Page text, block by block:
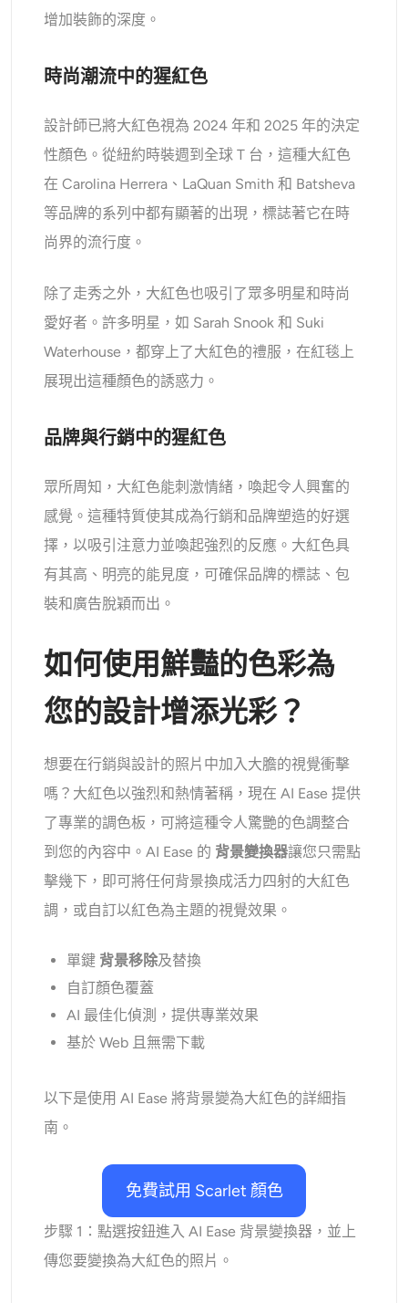
增加裝飾的深度。
時尚潮流中的猩紅色
設計師已將大紅色視為 2024 年和 2025 年的決定
性顏色。從紐約時裝週到全球 T 台，這種大紅色
在 Carolina Herrera、LaQuan Smith 和 Batsheva
等品牌的系列中都有顯著的出現，標誌著它在時
尚界的流行度。
除了走秀之外，大紅色也吸引了眾多明星和時尚
愛好者。許多明星，如 Sarah Snook 和 Suki
Waterhouse，都穿上了大紅色的禮服，在紅毯上
展現出這種顏色的誘惑力。
品牌與行銷中的猩紅色
眾所周知，大紅色能刺激情緒，喚起令人興奮的
感覺。這種特質使其成為行銷和品牌塑造的好選
擇，以吸引注意力並喚起強烈的反應。大紅色具
有其高、明亮的能見度，可確保品牌的標誌、包
裝和廣告脫穎而出。
如何使用鮮豔的色彩為
您的設計增添光彩？
想要在行銷與設計的照片中加入大膽的視覺衝擊
嗎？大紅色以強烈和熱情著稱，現在 AI Ease 提供
了專業的調色板，可將這種令人驚艷的色調整合
到您的內容中。AI Ease 的 背景變換器讓您只需點
擊幾下，即可將任何背景換成活力四射的大紅色
調，或自訂以紅色為主題的視覺效果。
單鍵 背景移除及替換
自訂顏色覆蓋
AI 最佳化偵測，提供專業效果
基於 Web 且無需下載
以下是使用 AI Ease 將背景變為大紅色的詳細指
南。
免費試用 Scarlet 顏色
步驟 1：點選按鈕進入 AI Ease 背景變換器，並上
傳您要變換為大紅色的照片。